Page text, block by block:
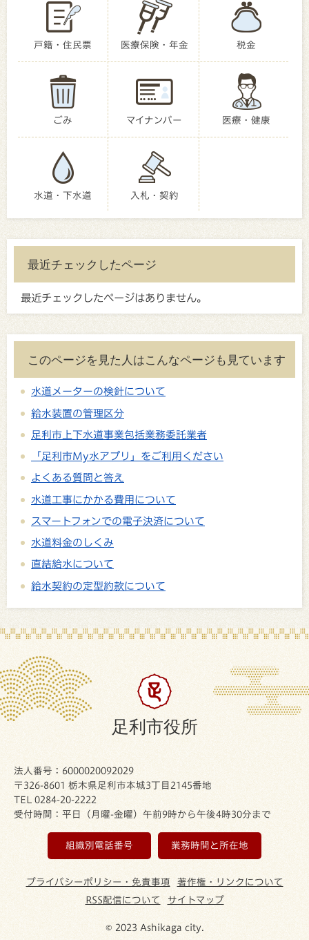
戸籍・住民票 医療保険・年金 税金
ごみ マイナンバー 医療・健康
水道・下水道 入札・契約
最近チェックしたページ
最近チェックしたページはありません。
このページを見た人はこんなページも見ています
水道メーターの検針について
給水装置の管理区分
足利市上下水道事業包括業務委託業者
「足利市My水アプリ」をご利用ください
よくある質問と答え
水道工事にかかる費用について
スマートフォンでの電子決済について
水道料金のしくみ
直結給水について
給水契約の定型約款について
足利市役所
法人番号：6000020092029
〒326-8601 栃木県足利市本城3丁目2145番地
TEL 0284-20-2222
受付時間：平日（月曜-金曜）午前9時から午後4時30分まで
組織別電話番号 業務時間と所在地
プライバシーポリシー・免責事項
著作権・リンクについて
RSS配信について
サイトマップ
© 2023 Ashikaga city.